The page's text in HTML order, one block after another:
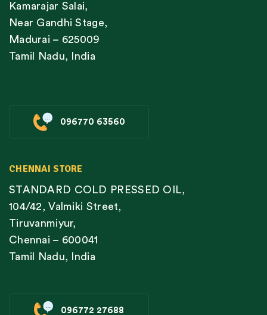
Kamarajar Salai,
Near Gandhi Stage,
Madurai – 625009
Tamil Nadu, India
096770 63560
CHENNAI STORE
STANDARD COLD PRESSED OIL,
104/42, Valmiki Street,
Tiruvanmiyur,
Chennai – 600041
Tamil Nadu, India
096772 27688